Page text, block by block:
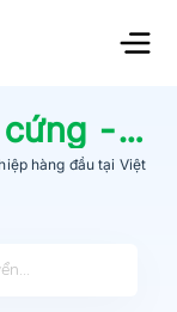
- Mạng
hàng đầu tại Việt